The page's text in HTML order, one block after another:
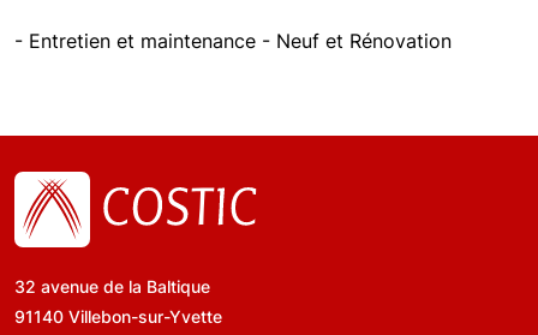
- Entretien et maintenance - Neuf et Rénovation
32 avenue de la Baltique
91140 Villebon-sur-Yvette